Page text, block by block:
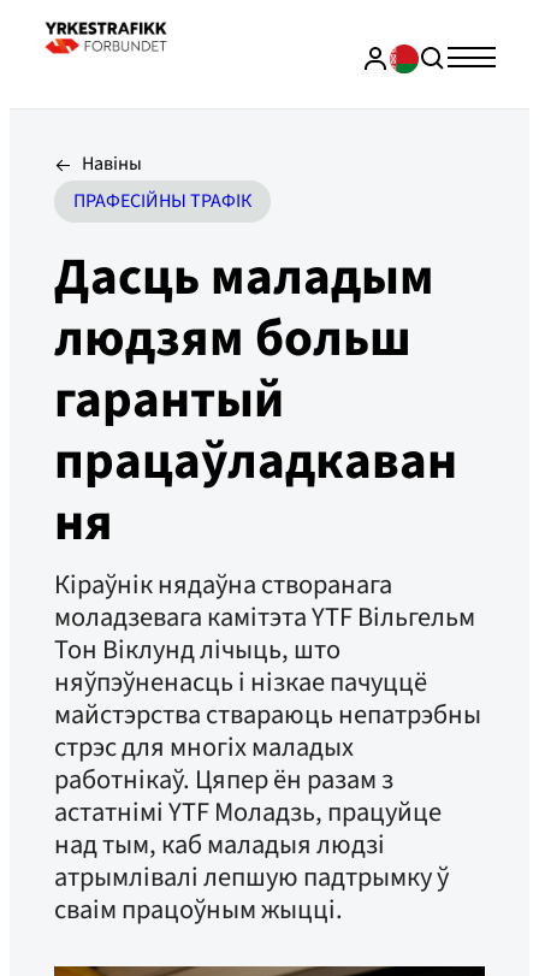
Навіны
ПРАФЕСІЙНЫ ТРАФІК
Дасць маладым
людзям больш
гарантый
працаўладкаван
ня
Кіраўнік нядаўна створанага
моладзевага камітэта YTF Вільгельм
Тон Віклунд лічыць, што
няўпэўненасць і нізкае пачуццё
майстэрства ствараюць непатрэбны
стрэс для многіх маладых
работнікаў. Цяпер ён разам з
астатнімі YTF Моладзь, працуйце
над тым, каб маладыя людзі
атрымлівалі лепшую падтрымку ў
сваім працоўным жыцці.